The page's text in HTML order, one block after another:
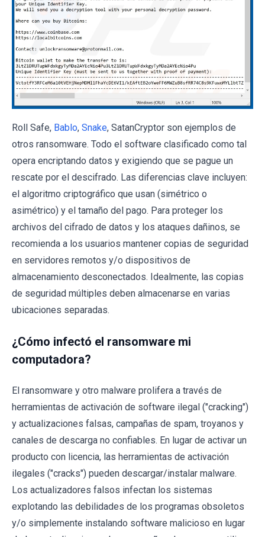
Roll Safe, Bablo, Snake, SatanCryptor son ejemplos de
otros ransomware. Todo el software clasificado como tal
opera encriptando datos y exigiendo que se pague un
rescate por el descifrado. Las diferencias clave incluyen:
el algoritmo criptográfico que usan (simétrico o
asimétrico) y el tamaño del pago. Para proteger los
archivos del cifrado de datos y los ataques dañinos, se
recomienda a los usuarios mantener copias de seguridad
en servidores remotos y/o dispositivos de
almacenamiento desconectados. Idealmente, las copias
de seguridad múltiples deben almacenarse en varias
ubicaciones separadas.
¿Cómo infectó el ransomware mi
computadora?
El ransomware y otro malware prolifera a través de
herramientas de activación de software ilegal ("cracking")
y actualizaciones falsas, campañas de spam, troyanos y
canales de descarga no confiables. En lugar de activar un
producto con licencia, las herramientas de activación
ilegales ("cracks") pueden descargar/instalar malware.
Los actualizadores falsos infectan los sistemas
explotando las debilidades de los programas obsoletos
y/o simplemente instalando software malicioso en lugar